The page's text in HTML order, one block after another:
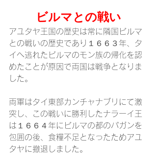
ビルマとの戦い
アユタヤ王国の歴史は常に隣国ビルマ
との戦いの歴史であり１６６３年、タ
イへ逃れたビルマのモン族の帰化を認
めたことが原因で両国は戦争となりま
した。
両軍はタイ東部カンチャナブリにて激
突し、この戦いに勝利したナラーイ王
は１６６４年にビルマの都のパガンを
包囲の後、食糧不足となったためアユ
タヤに撤退しました。